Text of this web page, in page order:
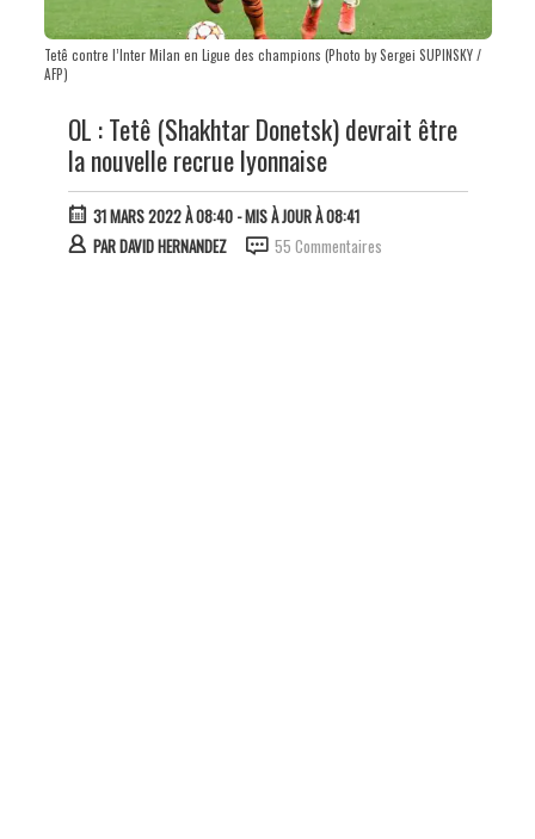
Tetê contre l’Inter Milan en Ligue des champions (Photo by Sergei SUPINSKY /
AFP)
OL : Tetê (Shakhtar Donetsk) devrait être
la nouvelle recrue lyonnaise
31 MARS 2022 À 08:40- MIS À JOUR À 08:41
PARDAVID HERNANDEZ 55 Commentaires